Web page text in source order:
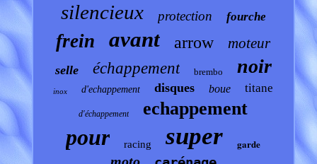
silencieux protection fourche
frein avant arrow moteur
selle échappement brembo noir
inox d'echappement disques boue titane
d'échappement echappement
pour racing super garde